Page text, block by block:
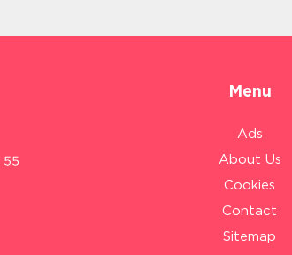
Menu
Ads
About Us
Cookies
Contact
Sitemap